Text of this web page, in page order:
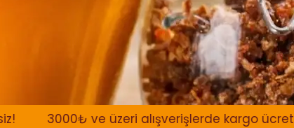
3000₺ ve üzeri alışverişlerde kargo ücretsiz!